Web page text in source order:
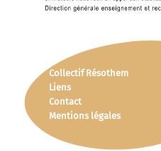
Collectif Résothem
Liens
Contact
Mentions légales